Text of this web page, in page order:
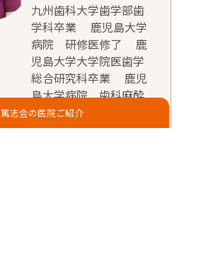
篤志会の医院ご紹介
九州歯科大学歯学部歯
学科卒業 鹿児島大学
病院 研修医修了 鹿
児島大学大学院医歯学
総合研究科卒業 鹿児
島大学病院 歯科麻酔
科助教(2022年3月迄)